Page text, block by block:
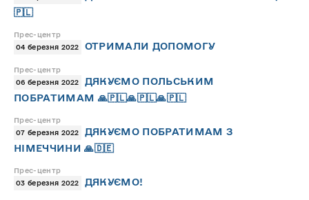
🇵🇱
Прес-центр
04 березня 2022
ОТРИМАЛИ ДОПОМОГУ
Прес-центр
06 березня 2022
ДЯКУЄМО ПОЛЬСЬКИМ
ПОБРАТИМАМ 🙏🇵🇱🙏🇵🇱🙏🇵🇱
Прес-центр
07 березня 2022
ДЯКУЄМО ПОБРАТИМАМ З
НІМЕЧЧИНИ 🙏🇩🇪
Прес-центр
03 березня 2022
ДЯКУЄМО!